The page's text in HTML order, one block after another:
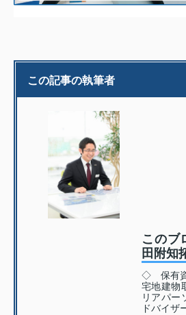
この記事の執筆者
このブ
田附知
◇ 保有
宅地建物
リアパー
ドバイザ